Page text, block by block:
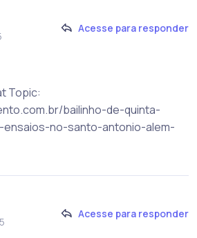
Acesse para responder
Topic:
bailinho-de-quinta-
no-santo-antonio-alem-
Acesse para responder